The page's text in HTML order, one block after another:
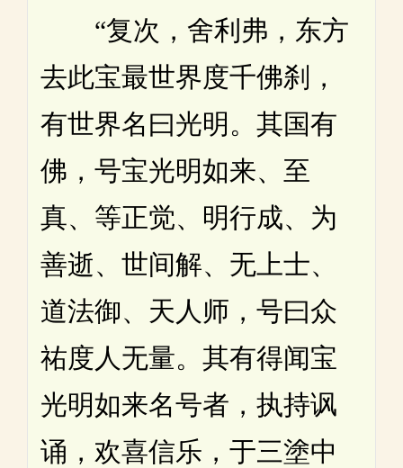
“复次，舍利弗，东方
去此宝最世界度千佛刹，
有世界名曰光明。其国有
佛，号宝光明如来、至
真、等正觉、明行成、为
善逝、世间解、无上士、
道法御、天人师，号曰众
祐度人无量。其有得闻宝
光明如来名号者，执持讽
诵，欢喜信乐，于三塗中